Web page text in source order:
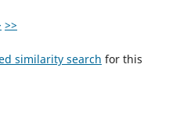
>>
similarity search for this